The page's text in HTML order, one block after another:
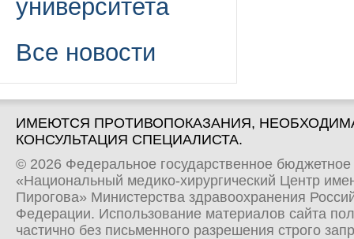
университета
Все новости
ИМЕЮТСЯ ПРОТИВОПОКАЗАНИЯ,
КОНСУЛЬТАЦИЯ СПЕЦИАЛИСТА.
© 2026 Федеральное государственное
«Национальный медико-хирургический Центр
Пирогова» Министерства здравоохранения
Федерации. Использование материалов сайта
частично без письменного разрешения строго